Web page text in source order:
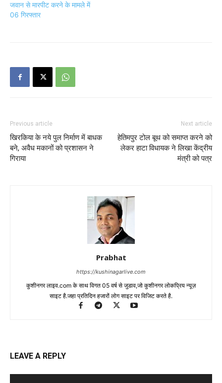
जवान से मारपीट करने के मामले में
06 गिरफ्तार
Previous article
खिरकिया के नये पुल निर्माण में बाधक
बने, अवैध मकानों को प्रशासन ने
गिराया
Next article
हेतिमपुर टोल बूथ को समाप्त करने को
लेकर हाटा विधायक ने लिखा केंद्रीय
मंत्री को पत्र
Prabhat
https://kushinagarlive.com
कुशीनगर लाइव.com के साथ विगत 05 वर्ष से जुडाव,जो कुशीनगर लोकप्रिय न्यूज़
साइट है.जहा प्रतिदिन हजारों लोग साइट पर विजिट करते है.
LEAVE A REPLY